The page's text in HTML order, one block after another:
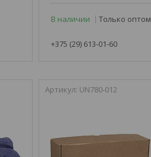
В наличии Только оптом
+375 (29) 613-01-60
UN780-012